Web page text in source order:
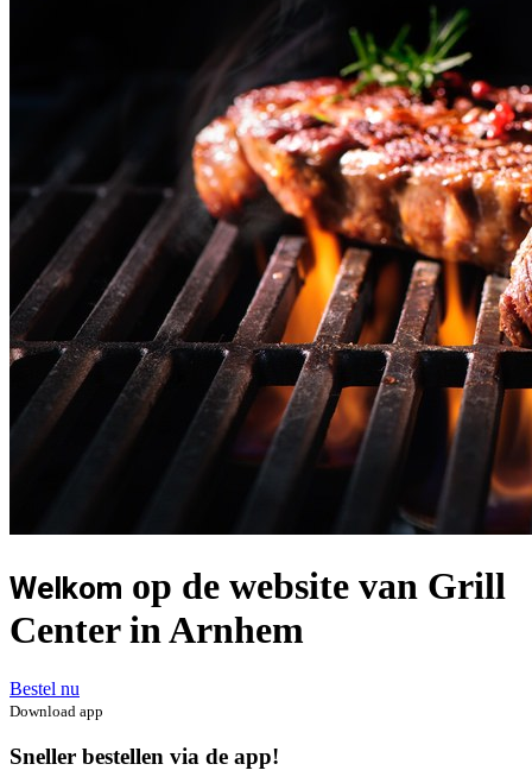
Welkom op de website van Grill
Center in Arnhem
Bestel nu
Download app
Sneller bestellen via de app!